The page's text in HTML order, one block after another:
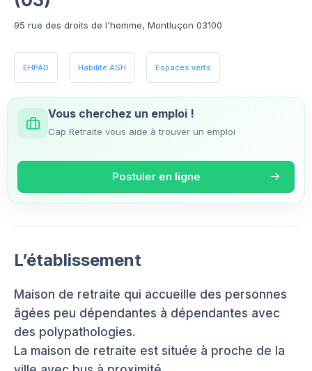
95 rue des droits de l'homme, Montluçon 03100
EHPAD Habilité ASH Espaces verts
Vous cherchez un emploi !
Cap Retraite vous aide à trouver un emploi
Postuler en ligne
L’établissement
Maison de retraite qui accueille des personnes
âgées peu dépendantes à dépendantes avec
des polypathologies.
La maison de retraite est située à proche de la